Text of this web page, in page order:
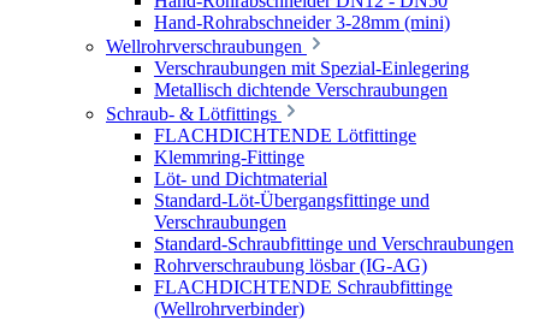
Hand-Rohrabschneider 3-28mm (mini)
Wellrohrverschraubungen
Verschraubungen mit Spezial-Einlegering
Metallisch dichtende Verschraubungen
Schraub- & Lötfittings
FLACHDICHTENDE Lötfittinge
Klemmring-Fittinge
Löt- und Dichtmaterial
Standard-Löt-Übergangsfittinge und
Verschraubungen
Standard-Schraubfittinge und Verschraubungen
Rohrverschraubung lösbar (IG-AG)
FLACHDICHTENDE Schraubfittinge
(Wellrohrverbinder)